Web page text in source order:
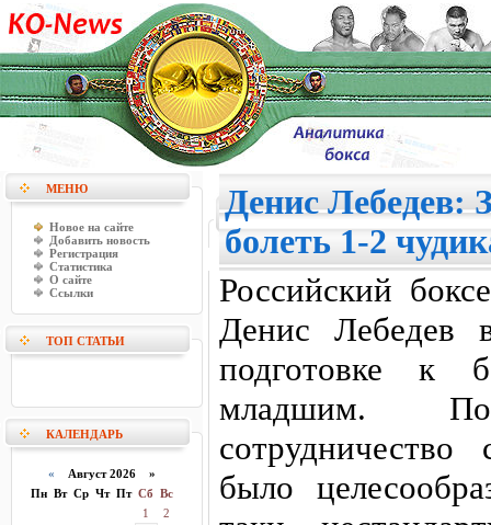
МЕНЮ
Новое на сайте
Добавить новость
Регистрация
Статистика
О сайте
Ссылки
ТОП СТАТЬИ
КАЛЕНДАРЬ
« Август 2026 »
Пн Вт Ср Чт Пт Сб Вс
1
2
Денис Лебедев:
болеть 1-2
Российский
Денис Лебедев
подготовке
младшим.
было